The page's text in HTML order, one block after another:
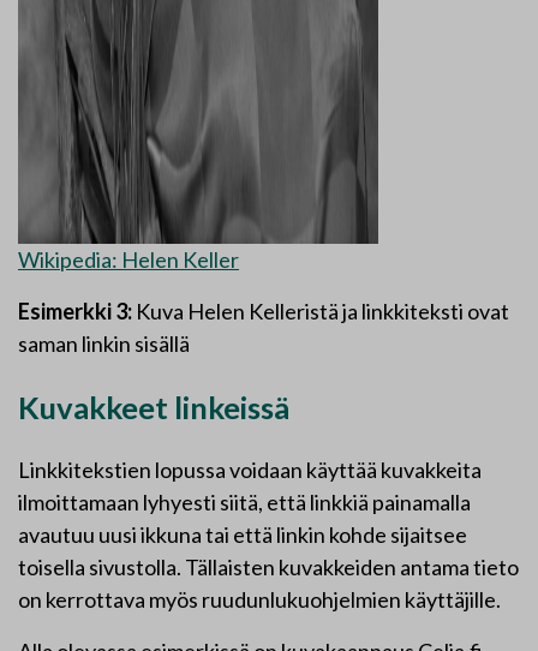
Wikipedia: Helen Keller
Esimerkki 3: Kuva Helen Kelleristä ja linkkiteksti ovat
saman linkin sisällä
Kuvakkeet linkeissä
Linkkitekstien lopussa voidaan käyttää kuvakkeita
ilmoittamaan lyhyesti siitä, että linkkiä painamalla
avautuu uusi ikkuna tai että linkin kohde sijaitsee
toisella sivustolla. Tällaisten kuvakkeiden antama tieto
on kerrottava myös ruudunlukuohjelmien käyttäjille.